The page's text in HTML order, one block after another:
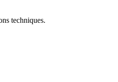
techniques.